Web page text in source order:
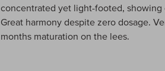
concentrated yet light-footed, showing
Great harmony despite zero dosage.
months maturation on the lees.